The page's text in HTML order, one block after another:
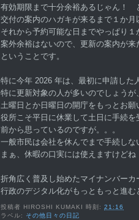
有効期限まで十分余裕あるじゃん！
交付の案内のハガキが来るまで１か月
それから予約可能な日までやっぱり
案外余裕はないので、更新の案内が
ということです。
特に今年 2026 年は、最初に申請した
特に更新対象の人が多いのでしょうが
土曜日とか日曜日の開庁をもっとお
役所こそ平日に休業して土日に手続を
前から思っているのですが。。。
一般市民は会社を休んでまで手続し
まぁ、休暇の口実には使えますけどね
折角広く普及し始めたマイナンバーカ
行政のデジタル化がもっともっと進
投稿者 HIROSHI KUMAKI 時刻:21:16
ラベル: その他日々の日記